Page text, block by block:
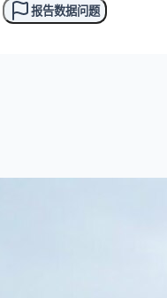
报告数据问题